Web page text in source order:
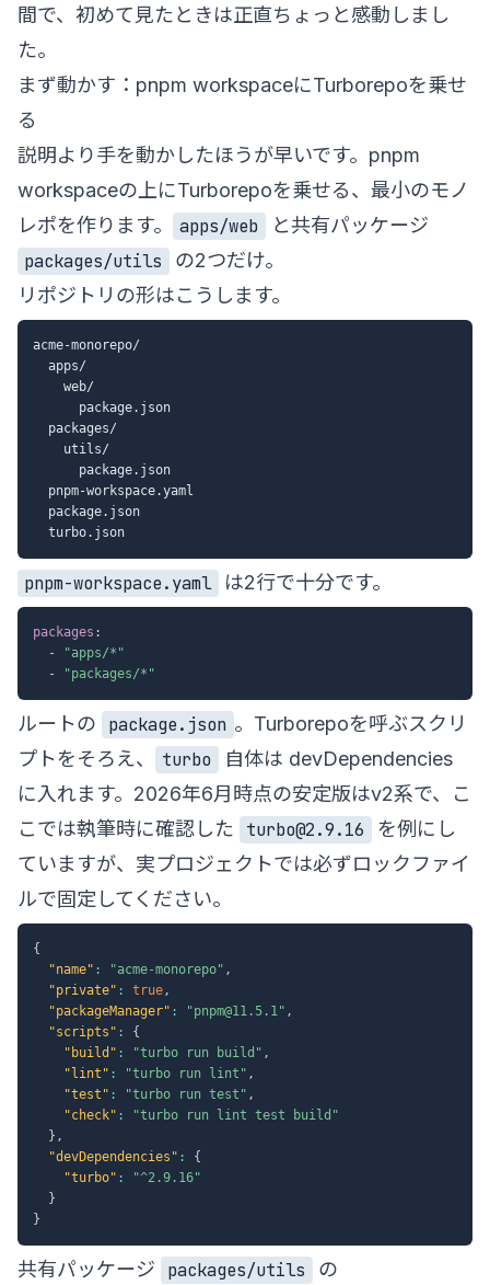
間で、初めて見たときは正直ちょっと感動しまし
た。
まず動かす：pnpm workspaceにTurborepoを乗せ
る
説明より手を動かしたほうが早いです。pnpm
workspaceの上にTurborepoを乗せる、最小のモノ
レポを作ります。
apps/web
と共有パッケージ
packages/utils
の2つだけ。
リポジトリの形はこうします。
acme-monorepo/
  apps/
    web/
      package.json
  packages/
    utils/
      package.json
  pnpm-workspace.yaml
  package.json
pnpm-workspace.yaml は2行で十分です。
packages :
-
"apps/*"
-
"packages/*"
ルートの package.json 。Turborepoを呼ぶスクリ
プトをそろえ、
turbo
自体は devDependencies
に入れます。2026年6月時点の安定版はv2系で、こ
こでは執筆時に確認した
turbo@2.9.16
を例にし
ていますが、実プロジェクトでは必ずロックファイ
ルで固定してください。
{
"name" : "acme-monorepo" ,
"private" : true,
"packageManager" : "pnpm@11.5.1" ,
"scripts" :
{
"build" : "turbo run build" ,
"lint" : "turbo run lint" ,
"test" : "turbo run test" ,
"check" :
"turbo run lint test build"
} ,
"devDependencies" :
{
"turbo" :
"^2.9.16"
}
}
共有パッケージ packages/utils の